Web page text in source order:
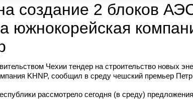
создание 2 блоков
южнокорейская
Чехии тендер на строительство новых
KHNP, сообщил в среду чешский премьер
рассмотрело сегодня (в среду)